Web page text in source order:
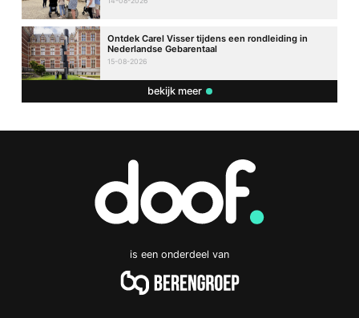
Ontdek Carel Visser tijdens een rondleiding in
Nederlandse Gebarentaal
15-08-2026
bekijk meer
is een onderdeel van